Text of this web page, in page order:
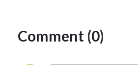
Comment (0)